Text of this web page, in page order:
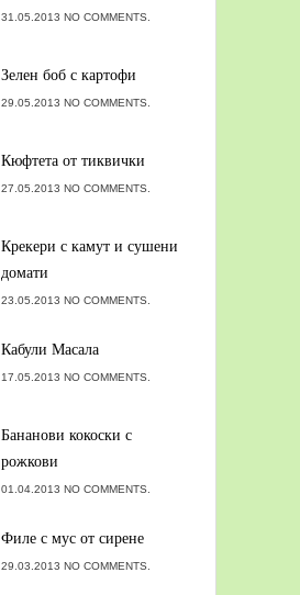
31.05.2013 NO COMMENTS.
Зелен боб с картофи
29.05.2013 NO COMMENTS.
Кюфтета от тиквички
27.05.2013 NO COMMENTS.
Крекери с камут и сушени
домати
23.05.2013 NO COMMENTS.
Кабули Масала
17.05.2013 NO COMMENTS.
Бананови кокоски с
рожкови
01.04.2013 NO COMMENTS.
Филе с мус от сирене
29.03.2013 NO COMMENTS.